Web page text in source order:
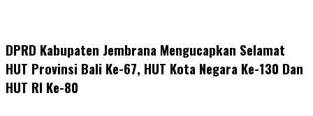
DPRD Kabupaten Jembrana Mengucapkan Selamat
HUT Provinsi Bali Ke-67, HUT Kota Negara Ke-130 Dan
HUT RI Ke-80